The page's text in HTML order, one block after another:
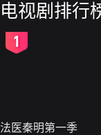
电视剧排行
法医秦明第一季